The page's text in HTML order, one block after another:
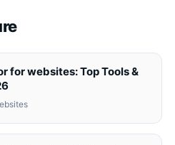
for websites: Top Tools &